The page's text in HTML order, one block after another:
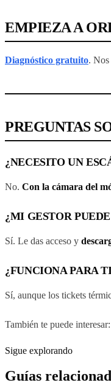
EMPIEZA A
Diagnóstico gratuito. Nos
PREGUNTAS
¿NECESITO UN
No. Con la cámara del
¿MI GESTOR
Sí. Le das acceso y
¿FUNCIONA PARA
Sí, aunque los tickets
También te puede interesar:
Sigue explorando
Guías